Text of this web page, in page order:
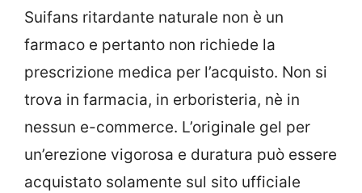
Suifans ritardante naturale non è un
farmaco e pertanto non richiede la
prescrizione medica per l’acquisto. Non si
trova in farmacia, in erboristeria, nè in
nessun e-commerce. L’originale gel per
un’erezione vigorosa e duratura può essere
acquistato solamente sul sito ufficiale